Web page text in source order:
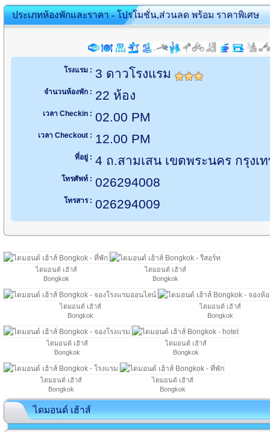
ประเภทห้องพักและราคา - โปรโมชั่น,ส่วนลด พร้อม ราคาพิเศษ
โรงแรม : 3 ดาวโรงแรม
จำนวนห้องพัก : 22 ห้อง
เวลา Checkin : 02.00 PM
เวลา Checkout : 12.00 PM
ที่อยู่ : 4 ถ.สามเสน เขตพระนคร กรุงเ
โทรศัพท์ : 026294008
โทรสาร : 026294009
ไดมอนด์ เฮ้าส์
Bongkok
ไดมอนด์ เฮ้าส์
Bongkok
ไดมอนด์ เฮ้าส์
Bongkok
ไดมอนด์ เฮ้าส์
Bongkok
ไดมอนด์ เฮ้าส์
Bongkok
ไดมอนด์ เฮ้าส์
Bongkok
ไดมอนด์ เฮ้าส์
Bongkok
ไดมอนด์ เฮ้าส์
Bongkok
ไดมอนด์ เฮ้าส์